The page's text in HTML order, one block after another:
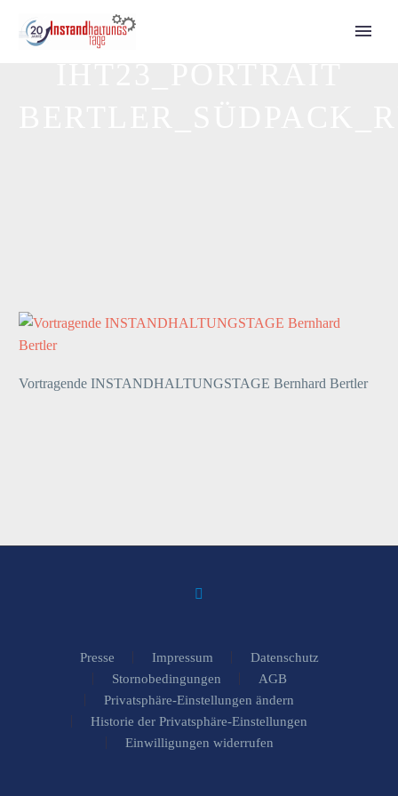
Tickets 2027
Vortragende INSTANDHALTUNGSTAGE Bernhard Bertler
Presse Impressum
Datenschutz
Stornobedingungen
AGB
Privatsphäre-Einstellungen ändern
Historie der Privatsphäre-Einstellungen
Einwilligungen widerrufen